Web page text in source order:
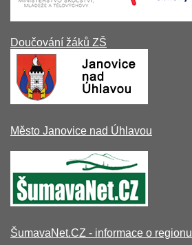
Doučování žáků ZŠ
Město Janovice nad Úhlavou
ŠumavaNet.CZ - informace o regionu